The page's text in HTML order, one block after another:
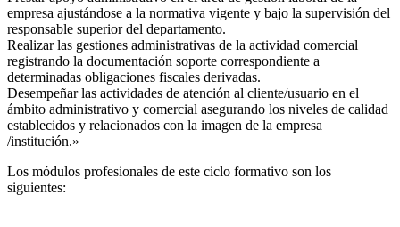
empresa ajustándose a la normativa vigente y bajo la supervisión del
responsable superior del departamento.
Realizar las gestiones administrativas de la actividad comercial
registrando la documentación soporte correspondiente a
determinadas obligaciones fiscales derivadas.
Desempeñar las actividades de atención al cliente/usuario en el
ámbito administrativo y comercial asegurando los niveles de calidad
establecidos y relacionados con la imagen de la empresa
/institución.»
Los módulos profesionales de este ciclo formativo son los
siguientes: